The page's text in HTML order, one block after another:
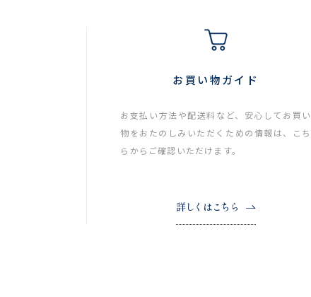
お買い物ガイド
お支払い方法や配送料など、安心してお買い
物をおたのしみいただくための情報は、こち
らからご確認いただけます。
詳しくはこちら